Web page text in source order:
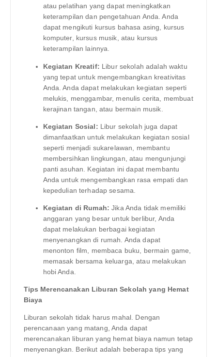
atau pelatihan yang dapat meningkatkan
keterampilan dan pengetahuan Anda. Anda
dapat mengikuti kursus bahasa asing, kursus
komputer, kursus musik, atau kursus
keterampilan lainnya.
Kegiatan Kreatif: Libur sekolah adalah waktu
yang tepat untuk mengembangkan kreativitas
Anda. Anda dapat melakukan kegiatan seperti
melukis, menggambar, menulis cerita, membuat
kerajinan tangan, atau bermain musik.
Kegiatan Sosial: Libur sekolah juga dapat
dimanfaatkan untuk melakukan kegiatan sosial
seperti menjadi sukarelawan, membantu
membersihkan lingkungan, atau mengunjungi
panti asuhan. Kegiatan ini dapat membantu
Anda untuk mengembangkan rasa empati dan
kepedulian terhadap sesama.
Kegiatan di Rumah: Jika Anda tidak memiliki
anggaran yang besar untuk berlibur, Anda
dapat melakukan berbagai kegiatan
menyenangkan di rumah. Anda dapat
menonton film, membaca buku, bermain game,
memasak bersama keluarga, atau melakukan
hobi Anda.
Tips Merencanakan Liburan Sekolah yang Hemat
Biaya
Liburan sekolah tidak harus mahal. Dengan
perencanaan yang matang, Anda dapat
merencanakan liburan yang hemat biaya namun tetap
menyenangkan. Berikut adalah beberapa tips yang